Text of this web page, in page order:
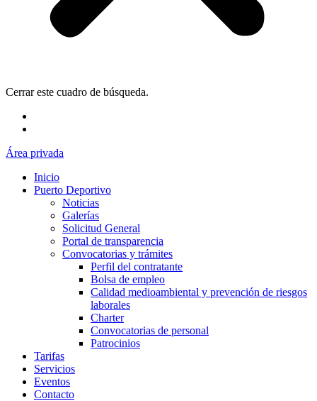
Cerrar este cuadro de búsqueda.
Área privada
Inicio
Puerto Deportivo
Noticias
Galerías
Solicitud General
Portal de transparencia
Convocatorias y trámites
Perfil del contratante
Bolsa de empleo
Calidad medioambiental y prevención de riesgos
laborales
Charter
Convocatorias de personal
Patrocinios
Tarifas
Servicios
Eventos
Contacto